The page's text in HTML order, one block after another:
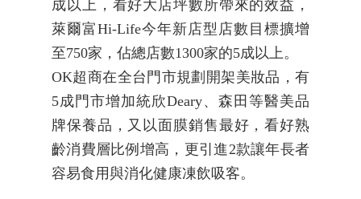
成以上，看好大店坪數所帶來的效益，
萊爾富Hi-Life今年新店型店數目標擴增
至750家，佔總店數1300家的5成以上。
OK超商在全台門市規劃開架美妝品，有
5成門市增加統欣Deary、森田等醫美品
牌保養品，又以面膜銷售最好，看好熟
齡消費層比例增高，更引進2款讓年長者
容易食用與消化健康凍飲吸客。